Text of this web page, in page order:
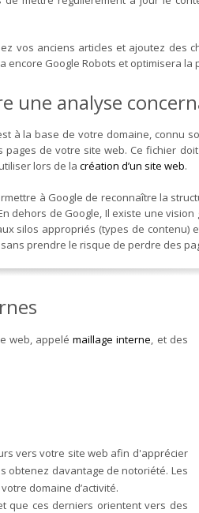
vos anciens articles et ajoutez
encore Google Robots et optimisera
une analyse
à la base de votre domaine, connu
pages de votre site web. Ce fichier
lors de la création d’un site web.
à Google de reconnaître la
dehors de Google, Il existe une
silos appropriés (types de contenu)
prendre le risque de perdre des
web, appelémaillage interne, et des
vers votre site web afin d'apprécier
obtenez davantage de notoriété. Les
domaine d’activité.
que ces derniers orientent vers des